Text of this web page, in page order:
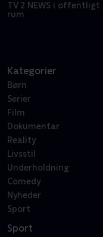
TV 2 NEWS i offentligt
rum
Kategorier
Børn
Serier
Film
Dokumentar
Reality
Livsstil
Underholdning
Comedy
Nyheder
Sport
Sport